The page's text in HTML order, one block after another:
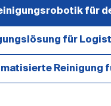
für
für
Reinigung